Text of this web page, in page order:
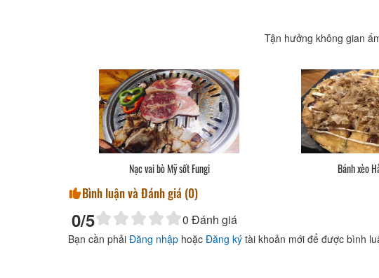
Tận hưởng không gian
Nạc vai bò Mỹ sốt Fungi Bánh xèo
Bình luận và Đánh giá (0)
0/5 0 Đánh giá
Bạn cần phải Đăng nhập hoặc Đăng ký tài khoản mới để được bình